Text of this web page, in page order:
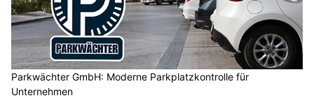
Parkwächter GmbH: Moderne Parkplatzkontrolle für
Unternehmen